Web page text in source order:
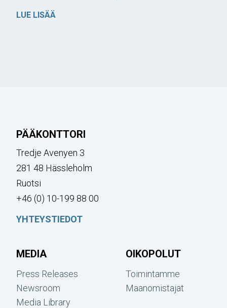
LUE LISÄÄ
PÄÄKONTTORI
Tredje Avenyen 3
281 48 Hässleholm
Ruotsi
+46 (0) 10-199 88 00
YHTEYSTIEDOT
MEDIA
Press Releases
Newsroom
Media Library
OIKOPOLUT
Toimintamme
Maanomistajat